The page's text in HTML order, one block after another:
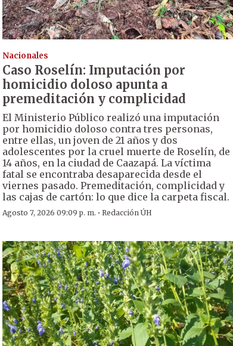
Nacionales
Caso Roselín: Imputación por
homicidio doloso apunta a
premeditación y complicidad
El Ministerio Público realizó una imputación
por homicidio doloso contra tres personas,
entre ellas, un joven de 21 años y dos
adolescentes por la cruel muerte de Roselín, de
14 años, en la ciudad de Caazapá. La víctima
fatal se encontraba desaparecida desde el
viernes pasado. Premeditación, complicidad y
las cajas de cartón: lo que dice la carpeta fiscal.
Agosto 7, 2026 09:09 p. m. ·Redacción ÚH